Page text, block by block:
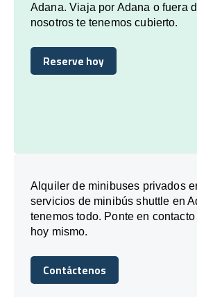
Adana. Viaja por Adana o fuera
nosotros te tenemos cubierto.
Reserve hoy
Reserve hoy
Alquiler de minibuses privados
servicios de minibús shuttle en
tenemos todo. Ponte en
hoy mismo.
Contáctenos
Contáctenos